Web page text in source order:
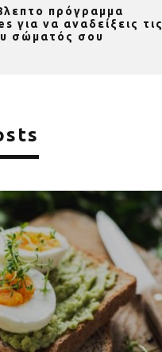
πρόγραμμα
για να αναδείξεις τις
σώματός σου